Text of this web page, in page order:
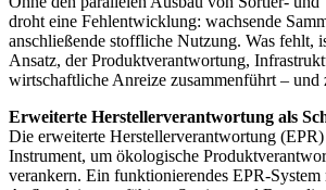
droht eine Fehlentwicklung: wachsende
anschließende stoffliche Nutzung. Was fehlt,
Ansatz, der Produktverantwortung,
wirtschaftliche Anreize zusammenführt – und
Erweiterte Herstellerverantwortung als
Die erweiterte Herstellerverantwortung
Instrument, um ökologische
verankern. Ein funktionierendes EPR-System